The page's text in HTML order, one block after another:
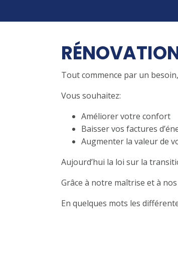
Tout commence par un
Vous souhaitez:
Améliorer votre confort
Baisser vos factures
Augmenter la valeur de
Aujourd’hui la loi sur la
Grâce à notre maîtrise et à
En quelques mots les